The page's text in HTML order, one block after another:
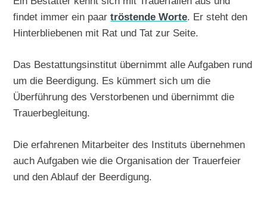
findet immer ein paartröstende Worte. Er steht den
Hinterbliebenen mit Rat und Tat zur Seite.
Das Bestattungsinstitut übernimmt alle Aufgaben rund
um die Beerdigung. Es kümmert sich um die
Überführung des Verstorbenen und übernimmt die
Trauerbegleitung.
Die erfahrenen Mitarbeiter des Instituts übernehmen
auch Aufgaben wie die Organisation der Trauerfeier
und den Ablauf der Beerdigung.